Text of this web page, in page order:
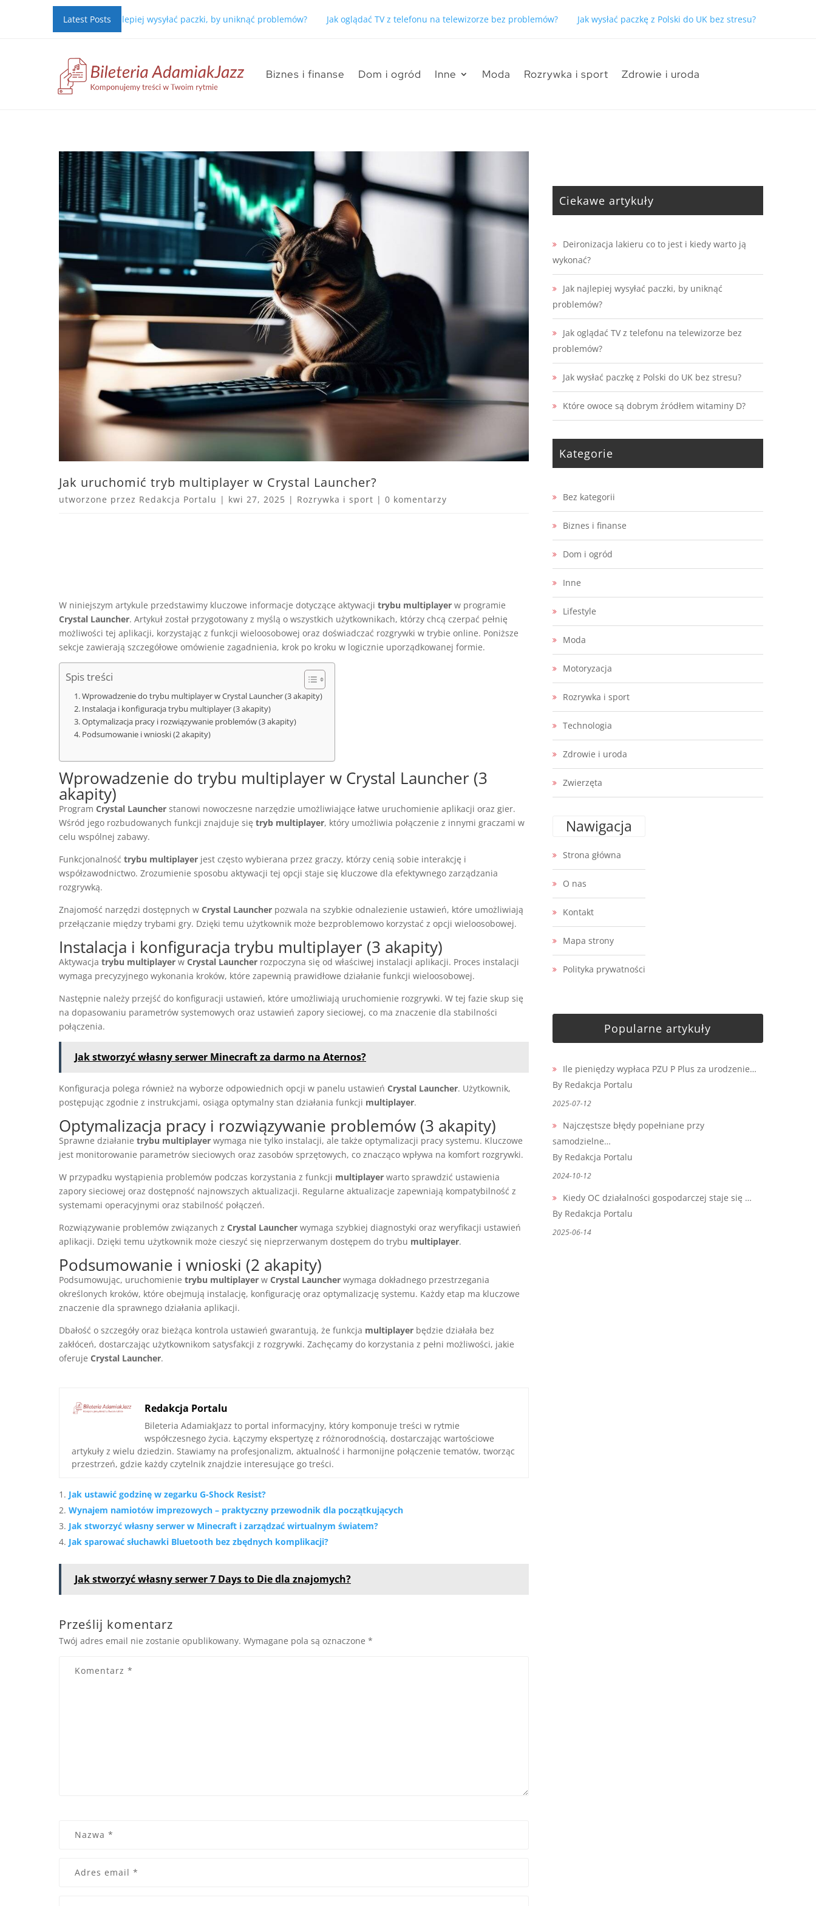
Latest Posts
Jak najlepiej wysyłać paczki, by uniknąć problemów? Jak oglądać TV z telefonu na telewizorze bez problemów? Jak wysłać paczkę z Polski do UK bez stresu? Które owoce są dobrym
Biznes i finanse Dom i ogród Inne Moda Rozrywka i sport Zdrowie i uroda
Jak uruchomić tryb multiplayer w Crystal Launcher?
utworzone przez Redakcja Portalu | kwi 27, 2025 | Rozrywka i sport | 0 komentarzy
W niniejszym artykule przedstawimy kluczowe informacje dotyczące aktywacji trybu multiplayer w programie
Crystal Launcher. Artykuł został przygotowany z myślą o wszystkich użytkownikach, którzy chcą czerpać pełnię
możliwości tej aplikacji, korzystając z funkcji wieloosobowej oraz doświadczać rozgrywki w trybie online. Poniższe
sekcje zawierają szczegółowe omówienie zagadnienia, krok po kroku w logicznie uporządkowanej formie.
Spis treści
Wprowadzenie do trybu multiplayer w Crystal Launcher (3 akapity)
Instalacja i konfiguracja trybu multiplayer (3 akapity)
Optymalizacja pracy i rozwiązywanie problemów (3 akapity)
Podsumowanie i wnioski (2 akapity)
Wprowadzenie do trybu multiplayer w Crystal Launcher (3
akapity)
Program Crystal Launcher stanowi nowoczesne narzędzie umożliwiające łatwe uruchomienie aplikacji oraz gier.
Wśród jego rozbudowanych funkcji znajduje się tryb multiplayer, który umożliwia połączenie z innymi graczami w
celu wspólnej zabawy.
Funkcjonalność trybu multiplayer jest często wybierana przez graczy, którzy cenią sobie interakcję i
współzawodnictwo. Zrozumienie sposobu aktywacji tej opcji staje się kluczowe dla efektywnego zarządzania
rozgrywką.
Znajomość narzędzi dostępnych w Crystal Launcher pozwala na szybkie odnalezienie ustawień, które umożliwiają
przełączanie między trybami gry. Dzięki temu użytkownik może bezproblemowo korzystać z opcji wieloosobowej.
Instalacja i konfiguracja trybu multiplayer (3 akapity)
Aktywacja trybu multiplayer w Crystal Launcher rozpoczyna się od właściwej instalacji aplikacji. Proces instalacji
wymaga precyzyjnego wykonania kroków, które zapewnią prawidłowe działanie funkcji wieloosobowej.
Następnie należy przejść do konfiguracji ustawień, które umożliwiają uruchomienie rozgrywki. W tej fazie skup się
na dopasowaniu parametrów systemowych oraz ustawień zapory sieciowej, co ma znaczenie dla stabilności
połączenia.
Jak stworzyć własny serwer Minecraft za darmo na Aternos?
Konfiguracja polega również na wyborze odpowiednich opcji w panelu ustawień Crystal Launcher. Użytkownik,
postępując zgodnie z instrukcjami, osiąga optymalny stan działania funkcji multiplayer.
Optymalizacja pracy i rozwiązywanie problemów (3 akapity)
Sprawne działanie trybu multiplayer wymaga nie tylko instalacji, ale także optymalizacji pracy systemu. Kluczowe
jest monitorowanie parametrów sieciowych oraz zasobów sprzętowych, co znacząco wpływa na komfort rozgrywki.
W przypadku wystąpienia problemów podczas korzystania z funkcji multiplayer warto sprawdzić ustawienia
zapory sieciowej oraz dostępność najnowszych aktualizacji. Regularne aktualizacje zapewniają kompatybilność z
systemami operacyjnymi oraz stabilność połączeń.
Rozwiązywanie problemów związanych z Crystal Launcher wymaga szybkiej diagnostyki oraz weryfikacji ustawień
aplikacji. Dzięki temu użytkownik może cieszyć się nieprzerwanym dostępem do trybu multiplayer.
Podsumowanie i wnioski (2 akapity)
Podsumowując, uruchomienie trybu multiplayer w Crystal Launcher wymaga dokładnego przestrzegania
określonych kroków, które obejmują instalację, konfigurację oraz optymalizację systemu. Każdy etap ma kluczowe
znaczenie dla sprawnego działania aplikacji.
Dbałość o szczegóły oraz bieżąca kontrola ustawień gwarantują, że funkcja multiplayer będzie działała bez
zakłóceń, dostarczając użytkownikom satysfakcji z rozgrywki. Zachęcamy do korzystania z pełni możliwości, jakie
oferuje Crystal Launcher.
Redakcja Portalu
Bileteria AdamiakJazz to portal informacyjny, który komponuje treści w rytmie
współczesnego życia. Łączymy ekspertyzę z różnorodnością, dostarczając wartościowe
artykuły z wielu dziedzin. Stawiamy na profesjonalizm, aktualność i harmonijne połączenie tematów, tworząc
przestrzeń, gdzie każdy czytelnik znajdzie interesujące go treści.
Jak ustawić godzinę w zegarku G-Shock Resist?
Wynajem namiotów imprezowych – praktyczny przewodnik dla początkujących
Jak stworzyć własny serwer w Minecraft i zarządzać wirtualnym światem?
Jak sparować słuchawki Bluetooth bez zbędnych komplikacji?
Jak stworzyć własny serwer 7 Days to Die dla znajomych?
Prześlij komentarz
Twój adres email nie zostanie opublikowany. Wymagane pola są oznaczone *
Ciekawe artykuły
Deironizacja lakieru co to jest i kiedy warto ją
wykonać?
Jak najlepiej wysyłać paczki, by uniknąć
problemów?
Jak oglądać TV z telefonu na telewizorze bez
problemów?
Jak wysłać paczkę z Polski do UK bez stresu?
Które owoce są dobrym źródłem witaminy D?
Kategorie
Bez kategorii
Biznes i finanse
Dom i ogród
Inne
Lifestyle
Moda
Motoryzacja
Rozrywka i sport
Technologia
Zdrowie i uroda
Zwierzęta
Nawigacja
Strona główna
O nas
Kontakt
Mapa strony
Polityka prywatności
Popularne artykuły
Ile pieniędzy wypłaca PZU P Plus za urodzenie…
By Redakcja Portalu
2025-07-12
Najczęstsze błędy popełniane przy
samodzielne…
By Redakcja Portalu
2024-10-12
Kiedy OC działalności gospodarczej staje się …
By Redakcja Portalu
2025-06-14